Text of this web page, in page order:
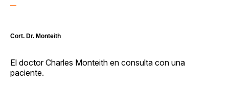
Cort. Dr. Monteith
El doctor Charles Monteith en consulta con una
paciente.